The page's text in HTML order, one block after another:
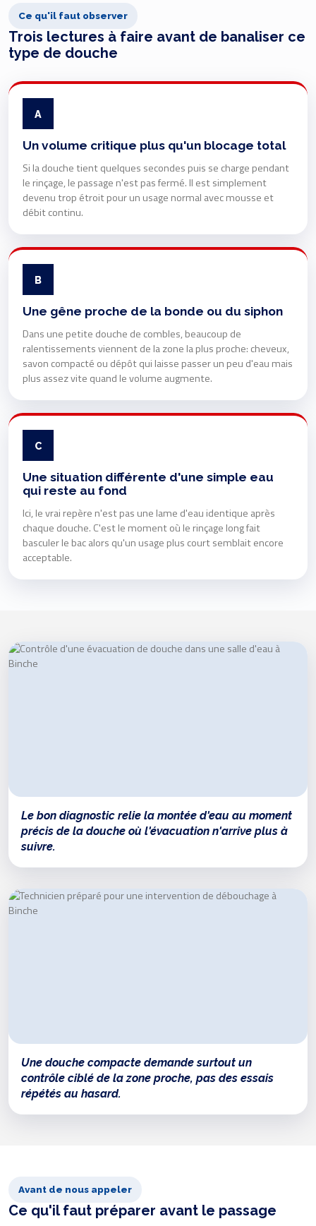
Ce qu'il faut observer
Trois lectures à faire avant de banaliser ce
type de douche
A
Un volume critique plus qu'un blocage total
Si la douche tient quelques secondes puis se charge pendant
le rinçage, le passage n'est pas fermé. Il est simplement
devenu trop étroit pour un usage normal avec mousse et
débit continu.
B
Une gêne proche de la bonde ou du siphon
Dans une petite douche de combles, beaucoup de
ralentissements viennent de la zone la plus proche: cheveux,
savon compacté ou dépôt qui laisse passer un peu d'eau mais
plus assez vite quand le volume augmente.
C
Une situation différente d'une simple eau
qui reste au fond
Ici, le vrai repère n'est pas une lame d'eau identique après
chaque douche. C'est le moment où le rinçage long fait
basculer le bac alors qu'un usage plus court semblait encore
acceptable.
Le bon diagnostic relie la montée d'eau au moment
précis de la douche où l'évacuation n'arrive plus à
suivre.
Une douche compacte demande surtout un
contrôle ciblé de la zone proche, pas des essais
répétés au hasard.
Avant de nous appeler
Ce qu'il faut préparer avant le passage